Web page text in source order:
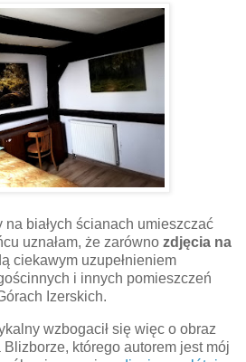
na białych ścianach umieszczać
uznałam, że zarówno zdjęcia na
ciekawym uzupełnieniem
i innych pomieszczeń
Izerskich.
wzbogacił się więc o obraz
którego autorem jest mój